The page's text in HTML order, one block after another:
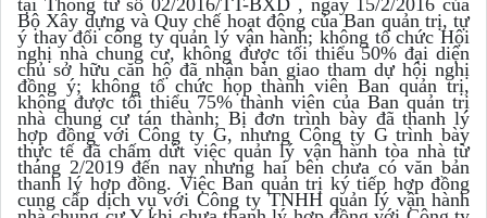
Bộ Xây dựng và Quy chế hoạt động của Ban quản trị, tự
ý thay đổi công ty quản lý vận hành; không tổ chức Hội
nghị nhà chung cư, không được tối thiểu 50% đại diện
chủ sở hữu căn hộ đã nhận bàn giao tham dự hội nghị
đồng ý; không tổ chức họp thành viên Ban quản trị,
không được tối thiểu 75% thành viên của Ban quản trị
nhà chung cư tán thành; Bị đơn trình bày đã thanh lý
hợp đồng với Công ty G, nhưng Công ty G trình bày
thực tế đã chấm dứt việc quản lý vận hành tòa nhà từ
tháng 2/2019 đến nay nhưng hai bên chưa có văn bản
thanh lý hợp đồng. Việc Ban quản trị ký tiếp hợp đồng
cung cấp dịch vụ với Công ty TNHH quản lý vận hành